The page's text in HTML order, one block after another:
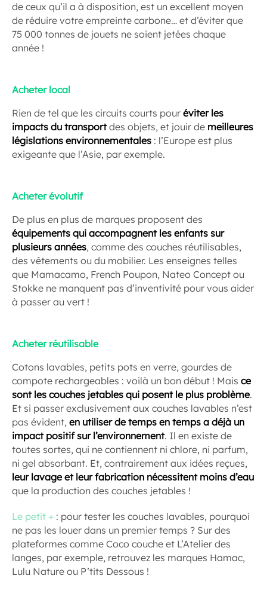
de ceux qu’il a à disposition, est un excellent moyen
de réduire votre empreinte carbone… et d’éviter que
75 000 tonnes de jouets ne soient jetées chaque
année !
Acheter local
Rien de tel que les circuits courts pour éviter les
impacts du transportdes objets, et jouir de meilleures
législations environnementales : l’Europe est plus
exigeante que l’Asie, par exemple.
Acheter évolutif
De plus en plus de marques proposent des
équipements qui accompagnent les enfants sur
plusieurs années, comme des couches réutilisables,
des vêtements ou du mobilier. Les enseignes telles
que Mamacamo, French Poupon, Nateo Concept ou
Stokke ne manquent pas d’inventivité pour vous aider
à passer au vert !
Acheter réutilisable
Cotons lavables, petits pots en verre, gourdes de
compote rechargeables : voilà un bon début ! Mais ce
sont les couches jetables qui posent le plus problème.
Et si passer exclusivement aux couches lavables n’est
pas évident, en utiliser de temps en temps a déjà un
impact positif sur l’environnement. Il en existe de
toutes sortes, qui ne contiennent ni chlore, ni parfum,
ni gel absorbant. Et, contrairement aux idées reçues,
leur lavage et leur fabrication nécessitent moins d’eau
que la production des couches jetables !
Le petit + : pour tester les couches lavables, pourquoi
ne pas les louer dans un premier temps ? Sur des
plateformes comme Coco couche et L’Atelier des
langes, par exemple, retrouvez les marques Hamac,
Lulu Nature ou P’tits Dessous !